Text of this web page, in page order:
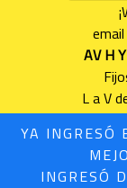
AV H
L a V
YA INGRESÓ
INGRESÓ